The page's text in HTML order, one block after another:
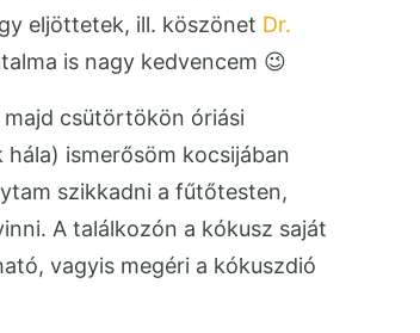
eljöttetek, ill. köszönet Dr.
is nagy kedvencem 😉
csütörtökön óriási
ismerősöm kocsijában
szikkadni a fűtőtesten,
A találkozón a kókusz saját
vagyis megéri a kókuszdió